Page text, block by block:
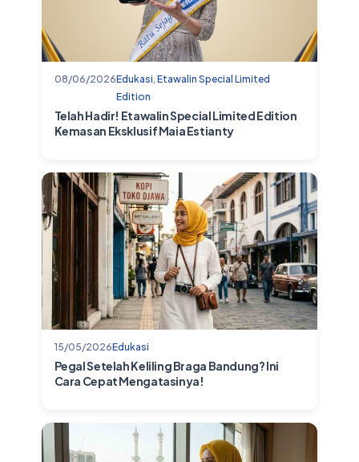
08/06/2026Edukasi, Etawalin Special Limited
Edition
Telah Hadir! Etawalin Special Limited Edition
Kemasan Eksklusif Maia Estianty
15/05/2026Edukasi
Pegal Setelah Keliling Braga Bandung? Ini
Cara Cepat Mengatasinya!